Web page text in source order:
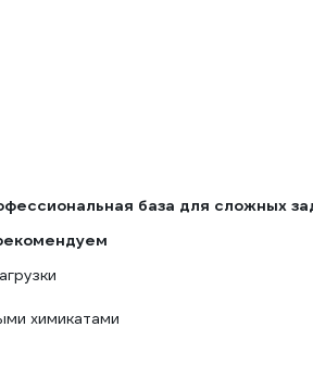
база для сложных
химикатами